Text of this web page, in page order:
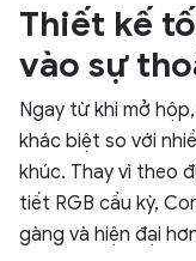
Thiết kế
vào sự
Ngay từ khi mở
khác biệt so với
khúc. Thay vì theo
tiết RGB cầu kỳ,
gàng và hiện đại